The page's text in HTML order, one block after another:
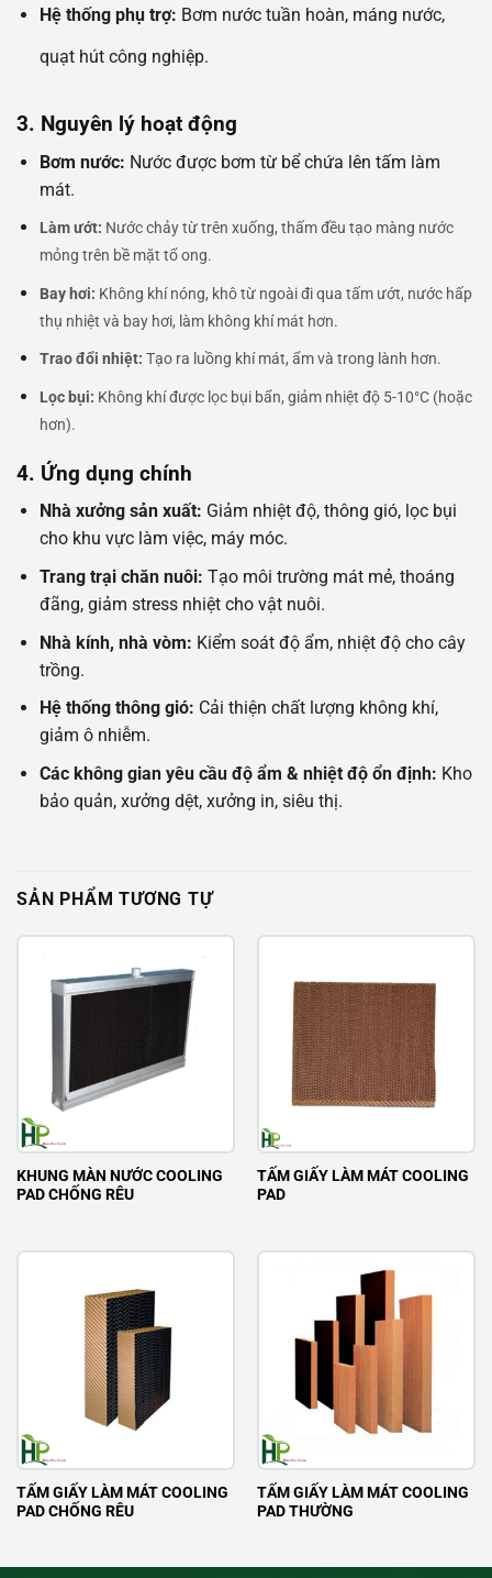
Hệ thống phụ trợ: Bơm nước tuần hoàn, máng nước,
quạt hút công nghiệp.
3. Nguyên lý hoạt động
Bơm nước: Nước được bơm từ bể chứa lên tấm làm
mát.
Làm ướt: Nước chảy từ trên xuống, thấm đều tạo màng nước
mỏng trên bề mặt tổ ong.
Bay hơi: Không khí nóng, khô từ ngoài đi qua tấm ướt, nước hấp
thụ nhiệt và bay hơi, làm không khí mát hơn.
Trao đổi nhiệt: Tạo ra luồng khí mát, ẩm và trong lành hơn.
Lọc bụi: Không khí được lọc bụi bẩn, giảm nhiệt độ 5-10°C (hoặc
hơn).
4. Ứng dụng chính
Nhà xưởng sản xuất: Giảm nhiệt độ, thông gió, lọc bụi
cho khu vực làm việc, máy móc.
Trang trại chăn nuôi: Tạo môi trường mát mẻ, thoáng
đãng, giảm stress nhiệt cho vật nuôi.
Nhà kính, nhà vòm: Kiểm soát độ ẩm, nhiệt độ cho cây
trồng.
Hệ thống thông gió: Cải thiện chất lượng không khí,
giảm ô nhiễm.
Các không gian yêu cầu độ ẩm & nhiệt độ ổn định: Kho
bảo quản, xưởng dệt, xưởng in, siêu thị.
SẢN PHẨM TƯƠNG TỰ
KHUNG MÀN NƯỚC COOLING
PAD CHỐNG RÊU
TẤM GIẤY LÀM MÁT COOLING
PAD
TẤM GIẤY LÀM MÁT COOLING
PAD CHỐNG RÊU
TẤM GIẤY LÀM MÁT COOLING
PAD THƯỜNG